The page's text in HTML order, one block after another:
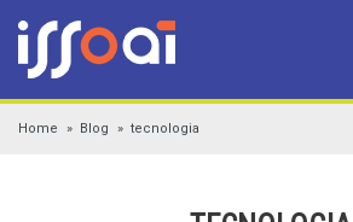
Home Blog tecnologia